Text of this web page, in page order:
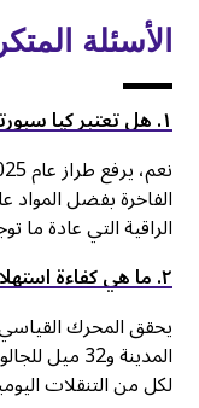
الأسئلة
۱. هل تعتبر كيا سبورتاج 2025 سيارة دفع رباعي فاخرة؟
الفاخرة بفضل المواد
الراقية التي عادة ما
٢. ما هي كفاءة استهلاك الوقود في كيا سبورتاج 2025؟
المدينة
لكل من التنقلات